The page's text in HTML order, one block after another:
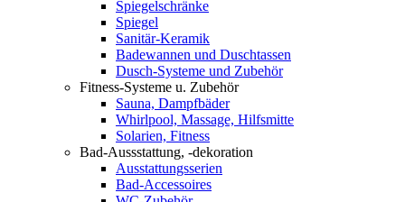
Spiegelschränke
Spiegel
Sanitär-Keramik
Badewannen und Duschtassen
Dusch-Systeme und Zubehör
Fitness-Systeme u. Zubehör
Sauna, Dampfbäder
Whirlpool, Massage, Hilfsmitte
Solarien, Fitness
Bad-Aussstattung, -dekoration
Ausstattungsserien
Bad-Accessoires